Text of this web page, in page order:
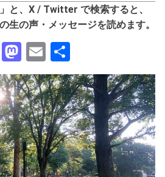
と、X / Twitter で検索すると、
生の声・メッセージを読めます。
Threads
Mastodon
Email
有